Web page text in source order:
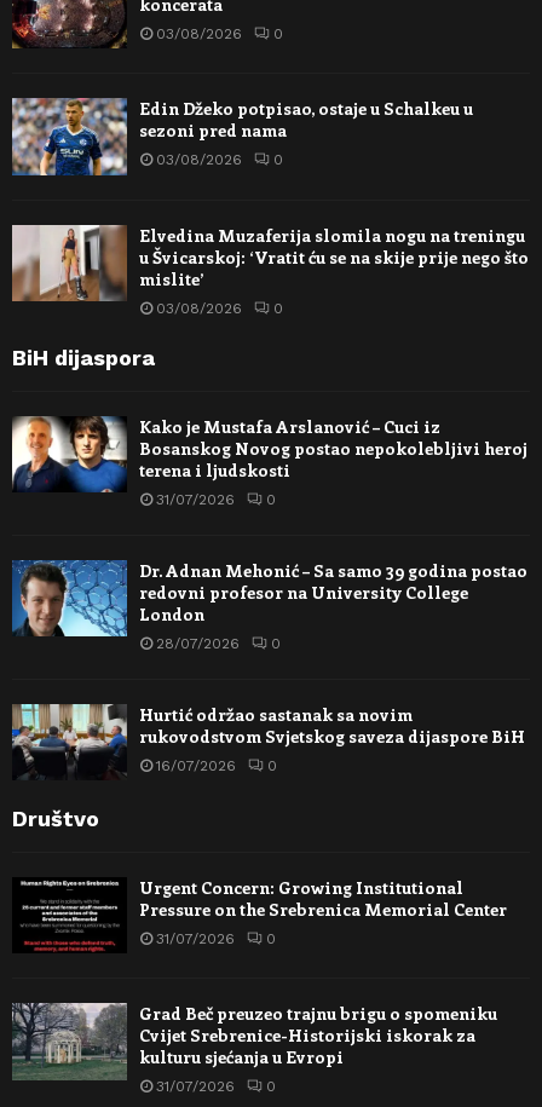
03/08/2026 0
Edin Džeko potpisao, ostaje u Schalkeu u
sezoni pred nama
03/08/2026 0
Elvedina Muzaferija slomila nogu na treningu
u Švicarskoj: ‘Vratit ću se na skije prije nego što
mislite’
03/08/2026 0
BiH dijaspora
Kako je Mustafa Arslanović – Cuci iz
Bosanskog Novog postao nepokolebljivi heroj
terena i ljudskosti
31/07/2026 0
Dr. Adnan Mehonić – Sa samo 39 godina postao
redovni profesor na University College
London
28/07/2026 0
Hurtić održao sastanak sa novim
rukovodstvom Svjetskog saveza dijaspore BiH
16/07/2026 0
Društvo
Urgent Concern: Growing Institutional
Pressure on the Srebrenica Memorial Center
31/07/2026 0
Grad Beč preuzeo trajnu brigu o spomeniku
Cvijet Srebrenice-Historijski iskorak za
kulturu sjećanja u Evropi
31/07/2026 0